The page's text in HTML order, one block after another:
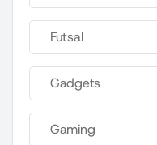
Futsal
Gadgets
Gaming